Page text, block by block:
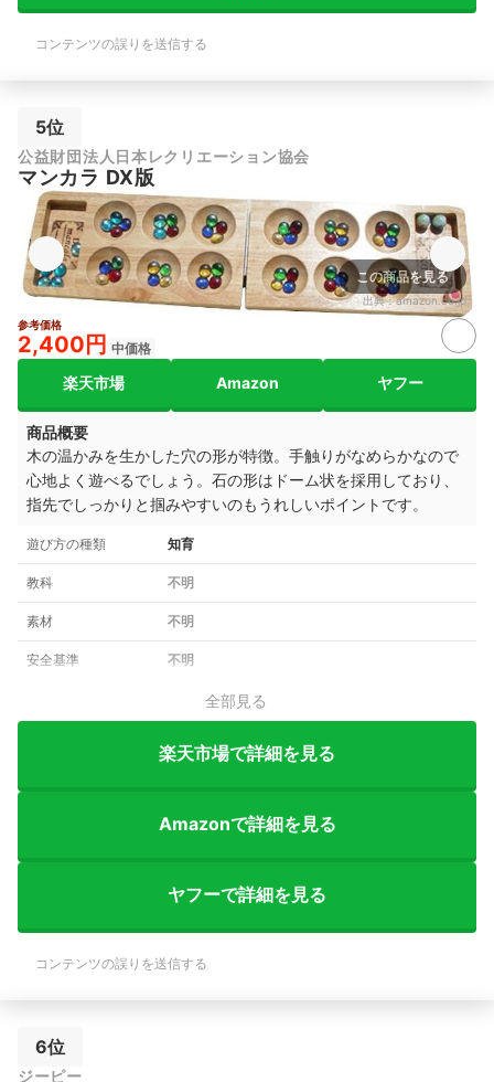
コンテンツの誤りを送信する
5位
公益財団法人日本レクリエーション協会
マンカラ DX版
この商品を見る
出典：amazon.co.jp
参考価格
2,400円 中価格
楽天市場 Amazon ヤフー
商品概要
木の温かみを生かした穴の形が特徴。手触りがなめらかなので
心地よく遊べるでしょう。石の形はドーム状を採用しており、
指先でしっかりと掴みやすいのもうれしいポイントです。
遊び方の種類 知育
教科 不明
素材 不明
安全基準 不明
全部見る
楽天市場で詳細を見る
Amazonで詳細を見る
ヤフーで詳細を見る
コンテンツの誤りを送信する
6位
ジーピー